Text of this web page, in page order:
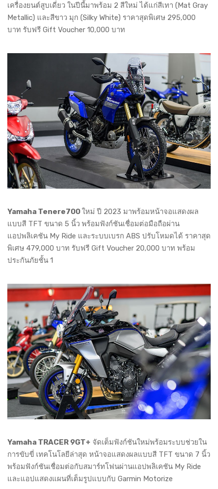
เครื่องยนต์สูบเดี่ยว ในปีนี้มาพร้อม 2 สีใหม่ ได้แก่สีเทา (Mat Gray
Metallic) และสีขาว มุก (Silky White) ราคาสุดพิเศษ 295,000
บาท รับฟรี Gift Voucher 10,000 บาท
Yamaha Tenere700ใหม่ ปี 2023 มาพร้อมหน้าจอแสดงผล
แบบสี TFT ขนาด 5 นิ้ว พร้อมฟังก์ชันเชื่อมต่อมือถือผ่าน
แอปพลิเคชัน My Ride และระบบเบรก ABS ปรับโหมดได้ ราคาสุด
พิเศษ 479,000 บาท รับฟรี Gift Voucher 20,000 บาท พร้อม
ประกันภัยชั้น 1
Yamaha TRACER 9GT+ จัดเต็มฟังก์ชันใหม่พร้อมระบบช่วยใน
การขับขี่ เทคโนโลยีล่าสุด หน้าจอแสดงผลแบบสี TFT ขนาด 7 นิ้ว
พร้อมฟังก์ชันเชื่อมต่อกับสมาร์ทโฟนผ่านแอปพลิเคชัน My Ride
และแอปแสดงแผนที่เต็มรูปแบบกับ Garmin Motorize